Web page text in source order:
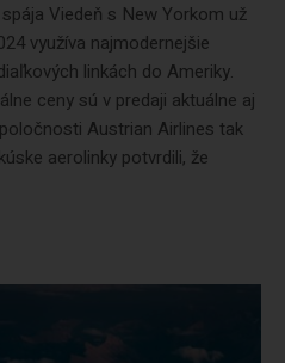
Viedeň s New Yorkom už
využíva najmodernejšie
linkách do Ameriky.
ceny sú v predaji aktuálne aj
Austrian Airlines tak
aerolinky potvrdili, že